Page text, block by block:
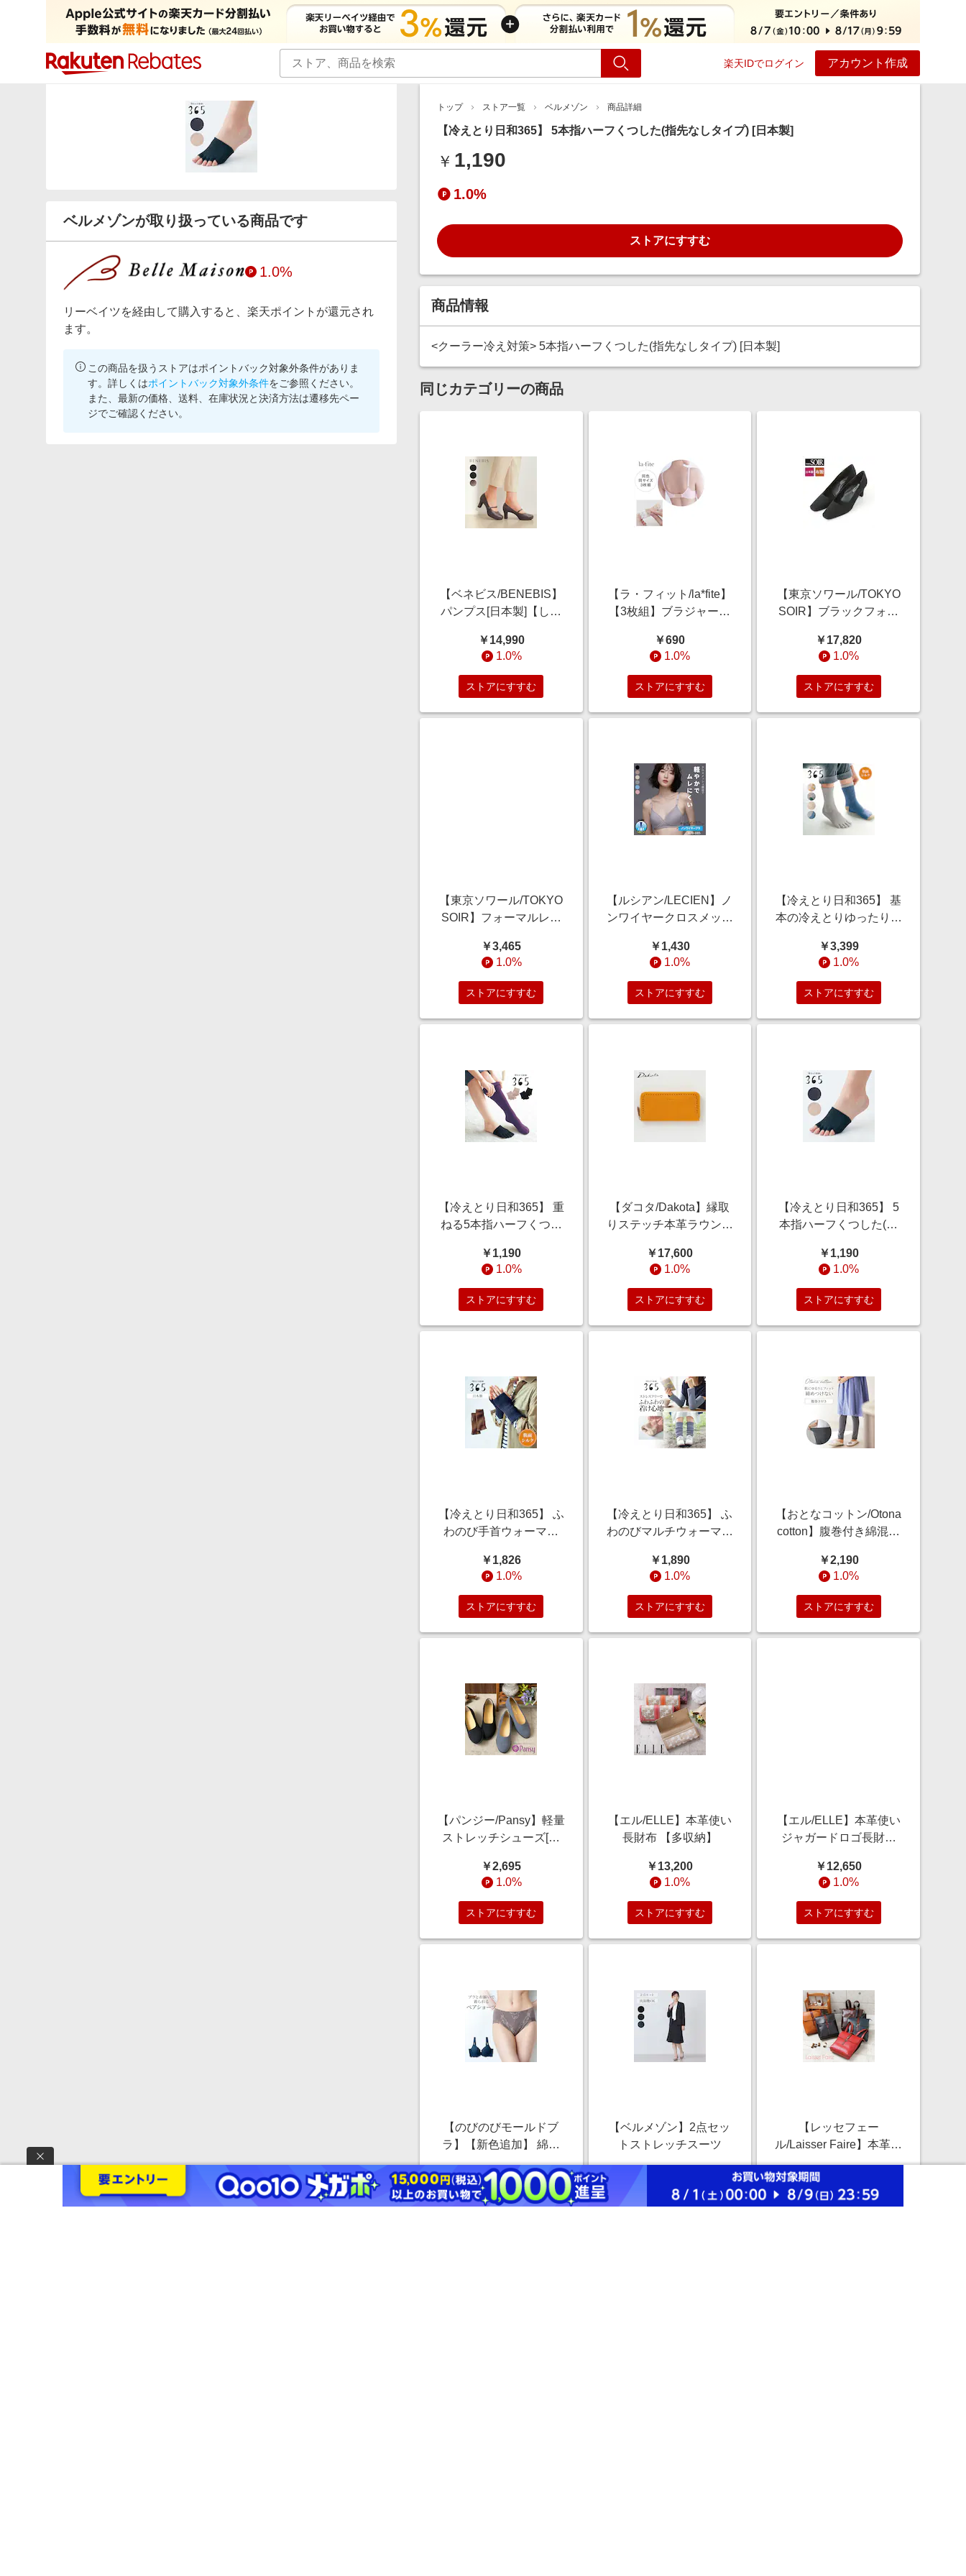
楽天IDでログイン アカウント作成
ベルメゾンが取り扱っている商品です
1.0%
リーベイツを経由して購入すると、楽天ポイントが還元され
ます。
この商品を扱うストアはポイントバック対象外条件がありま
す。詳しくはポイントバック対象外条件をご参照ください。
また、最新の価格、送料、在庫状況と決済方法は遷移先ペー
ジでご確認ください。
トップ ストア一覧 ベルメゾン 商品詳細
【冷えとり日和365】 5本指ハーフくつした(指先なしタイプ) [日本製]
￥ 1,190
1.0%
ストアにすすむ
商品情報
<クーラー冷え対策> 5本指ハーフくつした(指先なしタイプ) [日本製]
同じカテゴリーの商品
【ベネビス/BENEBIS】
パンプス[日本製]【しな
￥14,990
1.0%
ストアにすすむ
【ラ・フィット/la*fite】
【3枚組】ブラジャー調
￥690
1.0%
ストアにすすむ
【東京ソワール/TOKYO
SOIR】ブラックフォー
￥17,820
1.0%
ストアにすすむ
【東京ソワール/TOKYO
SOIR】フォーマルレー
本製]
￥3,465
1.0%
ストアにすすむ
【ルシアン/LECIEN】ノ
ンワイヤークロスメッシ
速乾・軽量】
￥1,430
1.0%
ストアにすすむ
【冷えとり日和365】 基
本の冷えとりゆったりく
￥3,399
1.0%
ストアにすすむ
【冷えとり日和365】 重
ねる5本指ハーフくつし
￥1,190
1.0%
ストアにすすむ
【ダコタ/Dakota】縁取
りステッチ本革ラウンド
￥17,600
1.0%
ストアにすすむ
【冷えとり日和365】 5
本指ハーフくつした(指
￥1,190
1.0%
ストアにすすむ
【冷えとり日和365】 ふ
わのび手首ウォーマー
￥1,826
1.0%
ストアにすすむ
【冷えとり日和365】 ふ
わのびマルチウォーマー
￥1,890
1.0%
ストアにすすむ
【おとなコットン/Otona
cotton】腹巻付き綿混ス
￥2,190
1.0%
ストアにすすむ
【パンジー/Pansy】軽量
ストレッチシューズ[日
￥2,695
1.0%
ストアにすすむ
【エル/ELLE】本革使い
長財布 【多収納】
￥13,200
1.0%
ストアにすすむ
【エル/ELLE】本革使い
ジャガードロゴ長財布
￥12,650
1.0%
ストアにすすむ
【のびのびモールドブ
ラ】【新色追加】 綿混
バックレースショーツ
(のびのびモールドペア)
￥1,089
1.0%
【ベルメゾン】2点セッ
トストレッチスーツ
1.0%
【レッセフェー
ル/Laisser Faire】本革コ
ンパクトリュック[日本
￥23,100
1.0%